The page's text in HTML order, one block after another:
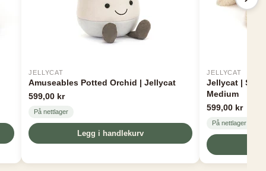
JELLYCAT
Amuseables Potted Orchid | Jellycat
599,00 kr
På nettlager
Legg i handlekurv
JELLYCAT
Jellycat |
Medium
599,00 kr
På nettlager